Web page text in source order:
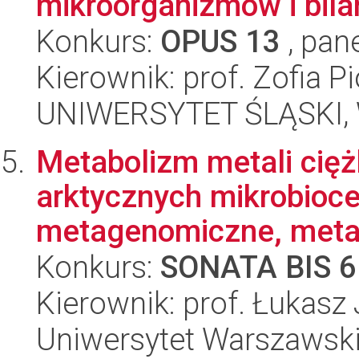
Konkurs: OPUS 13 ,
Kierownik: prof. Zofia
UNIWERSYTET
Metabolizm metali
arktycznych
metagenomiczne,
Konkurs: SONATA BIS 6
Kierownik: prof. Łukasz
Uniwersytet